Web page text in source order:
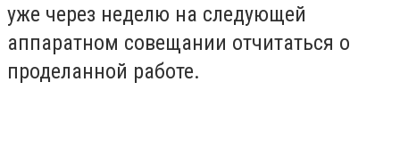
уже через неделю на следующей
аппаратном совещании отчитаться о
проделанной работе.